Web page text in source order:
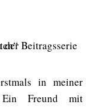
in meiner
Ein Freund mit